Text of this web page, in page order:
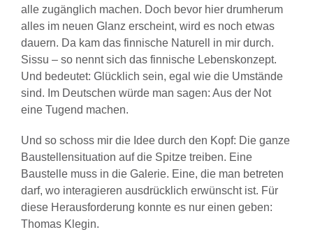
alle zugänglich machen. Doch bevor hier drumherum
alles im neuen Glanz erscheint, wird es noch etwas
dauern. Da kam das finnische Naturell in mir durch.
Sissu – so nennt sich das finnische Lebenskonzept.
Und bedeutet: Glücklich sein, egal wie die Umstände
sind. Im Deutschen würde man sagen: Aus der Not
eine Tugend machen.
Und so schoss mir die Idee durch den Kopf: Die ganze
Baustellensituation auf die Spitze treiben. Eine
Baustelle muss in die Galerie. Eine, die man betreten
darf, wo interagieren ausdrücklich erwünscht ist. Für
diese Herausforderung konnte es nur einen geben:
Thomas Klegin.